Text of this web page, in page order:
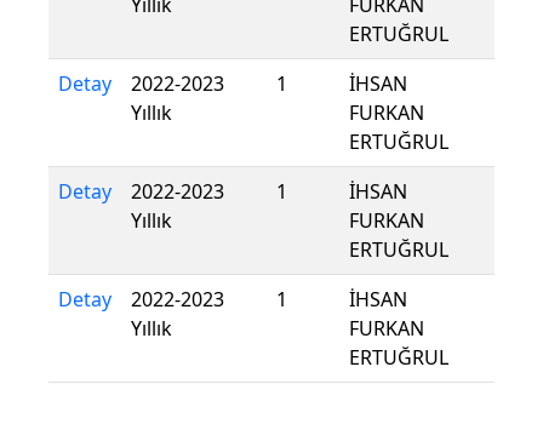
ERTUĞRUL
Detay
2022-2023
Yıllık
1
İHSAN
FURKAN
ERTUĞRUL
Detay
2022-2023
Yıllık
1
İHSAN
FURKAN
ERTUĞRUL
Detay
2022-2023
Yıllık
1
İHSAN
FURKAN
ERTUĞRUL